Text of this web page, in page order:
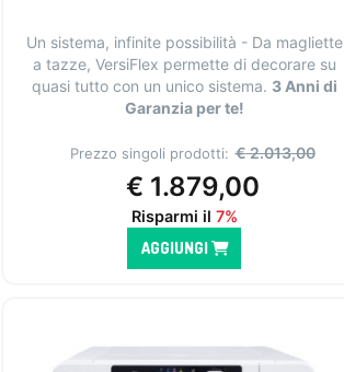
Un sistema, infinite possibilità - Da magliette
a tazze, VersiFlex permette di decorare su
quasi tutto con un unico sistema. 3 Anni di
Garanzia per te!
Prezzo singoli prodotti: €2.013,00
€ 1.879,00
Risparmi il 7%
AGGIUNGI